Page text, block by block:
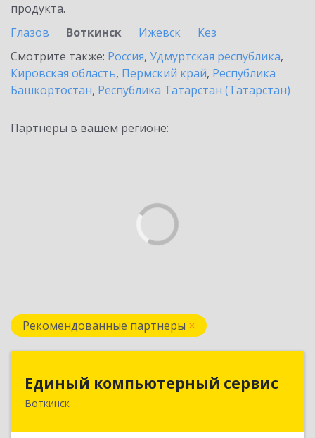
продукта.
Глазов
Воткинск Ижевск
Кез
Смотрите также: Россия, Удмуртская республика,
Кировская область, Пермский край, Республика
Башкортостан, Республика Татарстан (Татарстан)
Партнеры в вашем регионе:
Рекомендованные партнеры
Единый компьютерный сервис
Воткинск
Единый компьютерный сервис